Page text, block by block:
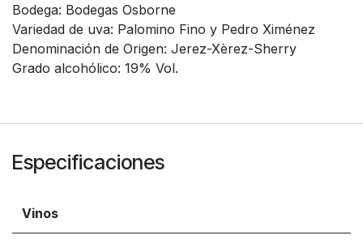
Bodega: Bodegas Osborne
Variedad de uva: Palomino Fino y Pedro Ximénez
Denominación de Origen: Jerez-Xèrez-Sherry
Grado alcohólico: 19% Vol.
Especificaciones
Vinos